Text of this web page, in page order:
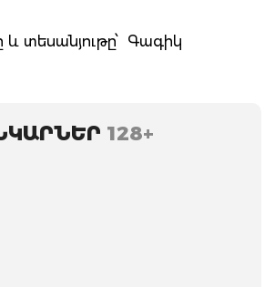
և տեսանյութը՝ Գագիկ
128+